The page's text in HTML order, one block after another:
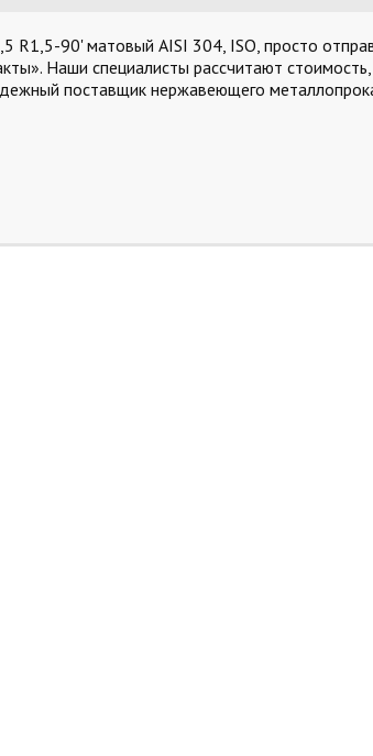
90' матовый AISI 304, ISO, просто
Наши специалисты рассчитают
поставщик нержавеющего